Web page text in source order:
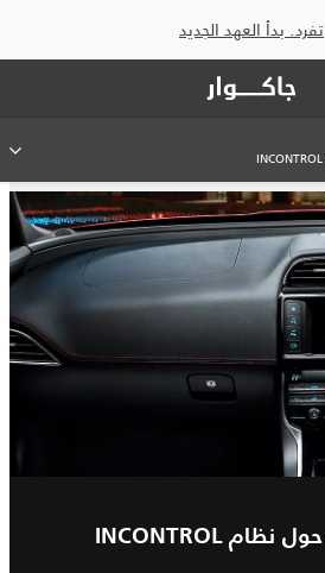
تفرد. بدأ العهد الجديد
الأسئلة المتداولة حول نظام INCONTROL